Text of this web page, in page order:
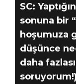
SC:
sonuna bir
hoşumuza
düşünce
daha
soruyorum!)